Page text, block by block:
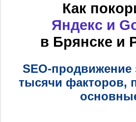
Как
Яндекс и
в Брянске и
SEO-продвижение
тысячи факторов,